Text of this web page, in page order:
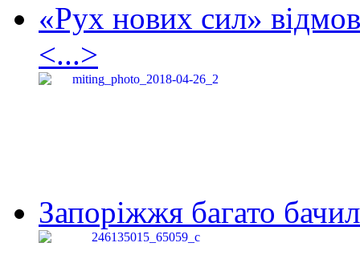
«Рух нових сил»
<...>
Запоріжжя багато